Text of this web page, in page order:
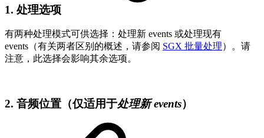
1. 处理选项
有两种处理模式可供选择：处理新 events 或处理现有
events（有关两者区别的概述，请参阅 SGX 批量处理）。请
注意，此选择会影响其余选项。
2. 音频位置（仅适用于处理新 events）